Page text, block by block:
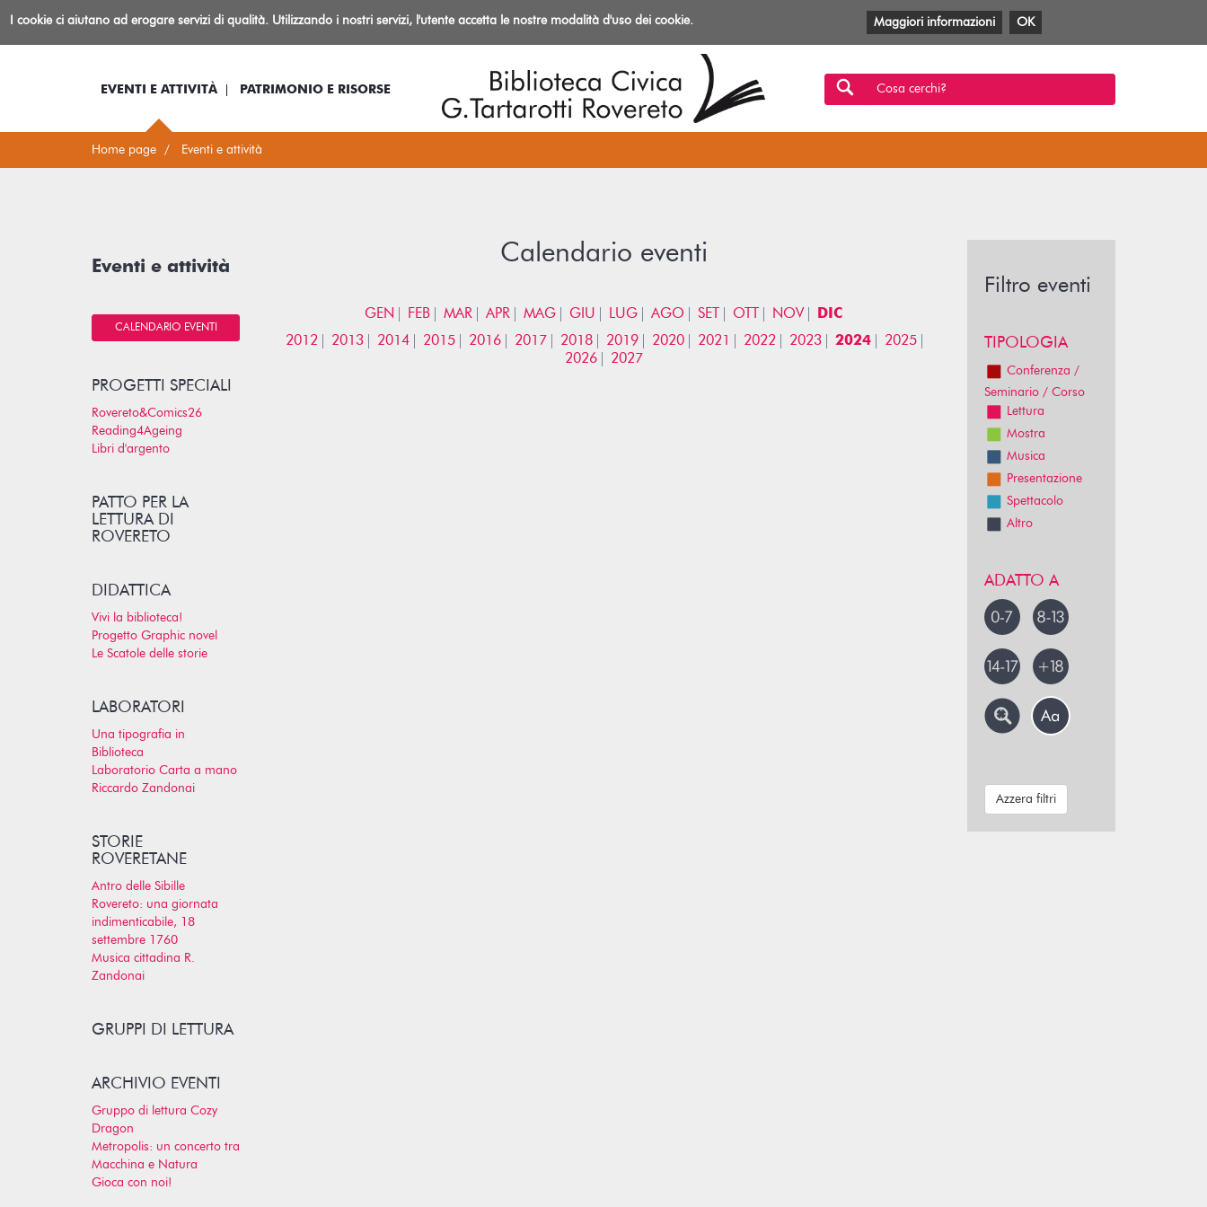
BibliotecaIo sono... Log-in Informazioni
Facebook
TwitterYouTube
Anobii
SBTMlol
EVENTI E ATTIVITÀ PATRIMONIO E RISORSE Cosa cerchi?
Home page Eventi e attività
Calendario eventi
GEN FEB MAR APR MAG GIU LUG AGO SET OTT NOV
DIC
2012
2013 2014 2015 2016 2017 2018 2019 2020 2021 2022 2023 2024
2025
2026
2027
Eventi e attività
CALENDARIO EVENTI
PROGETTI SPECIALI
Rovereto&Comics26
Reading4Ageing
Libri d'argento
PATTO PER LA
LETTURA DI
ROVERETO
DIDATTICA
Vivi la biblioteca!
Progetto Graphic novel
Le Scatole delle storie
LABORATORI
Una tipografia in
Biblioteca
Laboratorio Carta a mano
Riccardo Zandonai
STORIE
ROVERETANE
Antro delle Sibille
Rovereto: una giornata
indimenticabile, 18
settembre 1760
Musica cittadina R.
Zandonai
GRUPPI DI LETTURA
ARCHIVIO EVENTI
Gruppo di lettura Cozy
Dragon
Metropolis: un concerto tra
Macchina e Natura
Gioca con noi!
Filtro eventi
TIPOLOGIA
Conferenza /
Seminario / Corso
Lettura
Mostra
Musica
Presentazione
Spettacolo
Altro
ADATTO A
Azzera filtri
I cookie ci aiutano ad erogare servizi di qualità. Utilizzando i nostri servizi, l'utente accetta le nostre modalità d'uso dei cookie. Maggiori informazioni OK